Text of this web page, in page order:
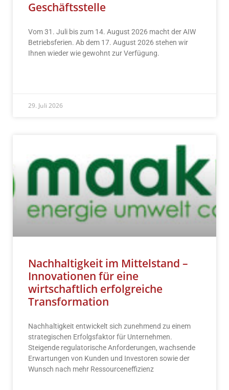
Geschäftsstelle
Vom 31. Juli bis zum 14. August 2026 macht der AIW
Betriebsferien. Ab dem 17. August 2026 stehen wir
Ihnen wieder wie gewohnt zur Verfügung.
29. Juli 2026
Nachhaltigkeit im Mittelstand –
Innovationen für eine
wirtschaftlich erfolgreiche
Transformation
Nachhaltigkeit entwickelt sich zunehmend zu einem
strategischen Erfolgsfaktor für Unternehmen.
Steigende regulatorische Anforderungen, wachsende
Erwartungen von Kunden und Investoren sowie der
Wunsch nach mehr Ressourceneffizienz